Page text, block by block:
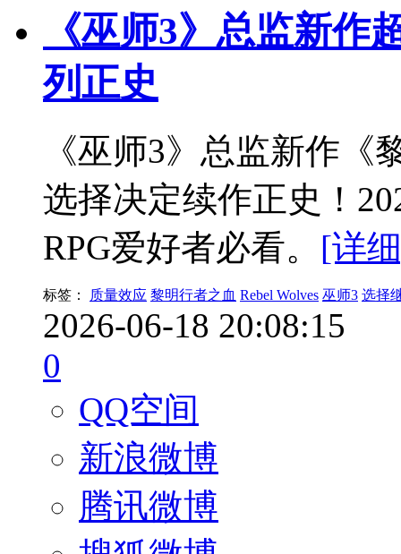
《巫师3》总监新作
列正史
《巫师3》总监新作
选择决定续作正史！
RPG爱好者必看。 [详
标签： 质量效应 黎明行者之血 Rebel Wolves 巫师3 选择
2026-06-18 20:08:15
0
QQ空间
新浪微博
腾讯微博